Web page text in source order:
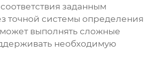
заданным
точной системы определения
выполнять сложные
необходимую